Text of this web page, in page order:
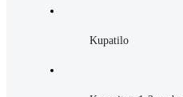
Kupatilo